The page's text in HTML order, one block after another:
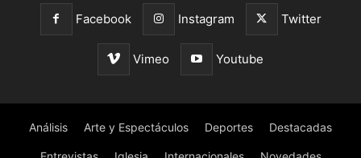
Facebook Instagram Twitter
Vimeo Youtube
Análisis Arte y Espectáculos Deportes Destacadas